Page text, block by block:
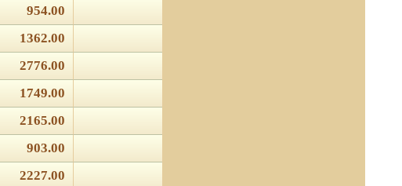
954.00
1362.00
2776.00
1749.00
2165.00
903.00
2227.00